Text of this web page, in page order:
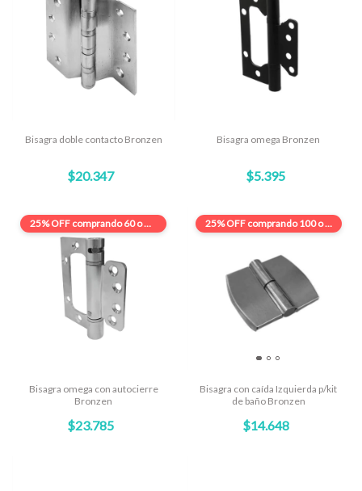
Bisagra doble contacto Bronzen
$20.347
Bisagra omega Bronzen
$5.395
Bisagra omega con autocierre
Bronzen
$23.785
25% OFF comprando 60 o más
Bisagra con caída Izquierda p/kit
de baño Bronzen
$14.648
25% OFF comprando 100 o más